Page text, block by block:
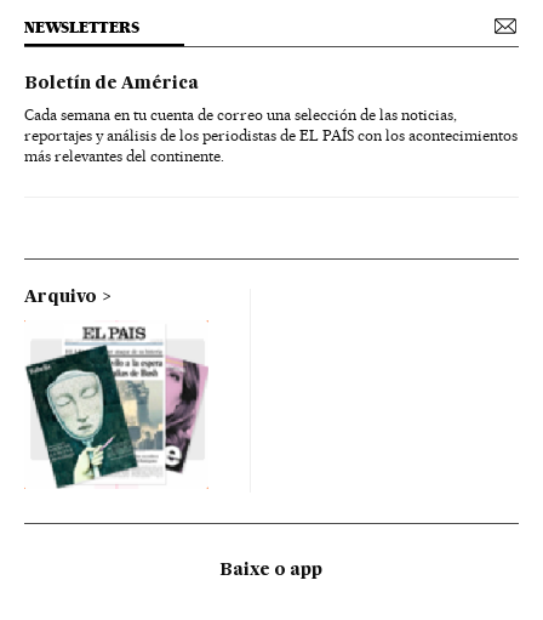
NEWSLETTERS
Boletín de América
Cada semana en tu cuenta de correo una selección de las noticias,
reportajes y análisis de los periodistas de EL PAÍS con los acontecimientos
más relevantes del continente.
Arquivo
Baixe o app